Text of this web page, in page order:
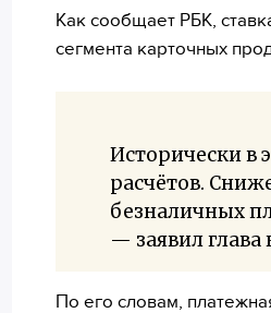
Как сообщает РБК,
сегмента карточных
Исторически в
расчётов.
безналичных
— заявил
По его словам,